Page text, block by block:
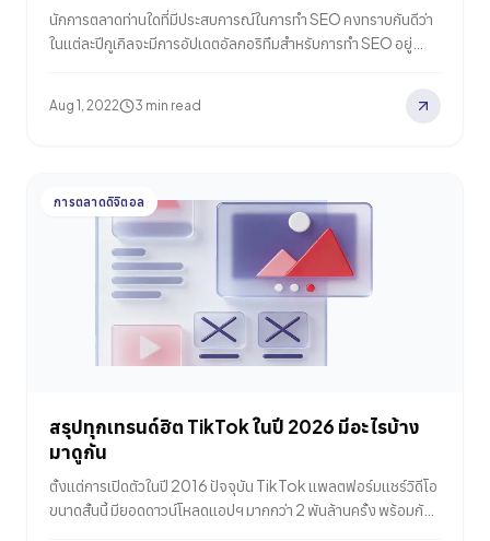
นักการตลาดท่านใดที่มีประสบการณ์ในการทำ SEO คงทราบกันดีว่า
ในแต่ละปีกูเกิลจะมีการอัปเดตอัลกอริทึมสำหรับการทำ SEO อยู่
นั้นเพื่อนำมาปรับใช้ให้เหมาะสมกับกลยุทธ์ทางการตลาดของตนเอง
ประจำในปี 2026
Aug 1, 2022 3 min read
การตลาดดิจิตอล
สรุปทุกเทรนด์ฮิต TikTok ในปี 2026 มีอะไรบ้าง
มาดูกัน
ตั้งแต่การเปิดตัวในปี 2016 ปัจจุบัน TikTok แพลตฟอร์มแชร์วิดีโอ
ขนาดสั้นนี้ มียอดดาวน์โหลดแอปฯ มากกว่า 2 พันล้านครั้ง พร้อมกับ